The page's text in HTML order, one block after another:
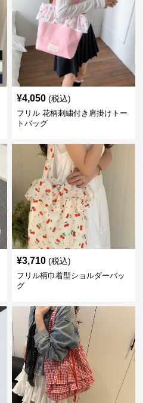
¥4,050 (税込)
フリル 花柄刺繍付き肩掛けトー
トバッグ
¥3,710 (税込)
フリル柄巾着型ショルダーバッ
グ